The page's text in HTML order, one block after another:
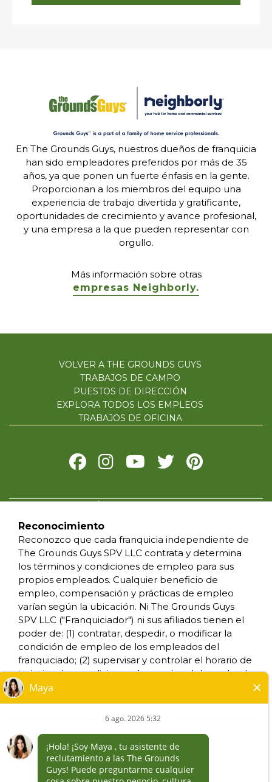
En The Grounds Guys, nuestros dueños de franquicia
han sido empleadores preferidos por más de 35
años, ya que ponen un fuerte énfasis en la gente.
Proporcionan a los miembros del equipo una
experiencia de trabajo divertida y gratificante,
oportunidades de crecimiento y avance profesional,
y una empresa a la que pueden representar con
orgullo.
Más información sobre otras
empresas Neighborly.
VOLVER A THE GROUNDS GUYS
TRABAJOS DE CAMPO
PUESTOS DE DIRECCIÓN
EXPLORA TODOS LOS EMPLEOS
TRABAJOS DE OFICINA
ACCESIBILIDAD
NO VENDAS MI INFORMACION
SUS DERECHOS DE PRIVACIDAD
*Todos los negocios franquiciados y que sean
de propiedad y funcionamiento
independiente, operan bajo las marcas,
marcas registradas, nombres comerciales,
insignias, emblemas, lemas, u otros indicios de
origen de las marcas de servicio, con respecto
dentro de un área geográfica especificada.
Solamente el negocio franquiciado que sea de
propiedad y funcionamiento independiente,
autoridad con su negocio, y tomará todas las
decisiones relacionadas con el empleo,
respecto a su negocio franquiciado.
Reconocimiento
Reconozco que cada franquicia independiente de
The Grounds Guys SPV LLC contrata y determina
los términos y condiciones de empleo para sus
propios empleados. Cualquier beneficio de
empleo, compensación y prácticas de empleo
varían según la ubicación. Ni The Grounds Guys
SPV LLC ("Franquiciador") ni sus afiliados tienen el
poder de: (1) contratar, despedir, o modificar la
condición de empleo de los empleados del
franquiciado; (2) supervisar y controlar el horario de
trabajo o las condiciones de empleo del empleado
del franquiciado; (3) determinar la tarifa y el
método de pago; o (4) aceptar, revisar o mantener
los expedientes de empleo del franquiciado. The
Grounds Guys SPV LLC NO es el empleador y/o
empleador conjunto para: (i) cualquiera de las
oportunidades de trabajo enumeradas en este sitio
Web; (ii) cualquiera de los franquiciados